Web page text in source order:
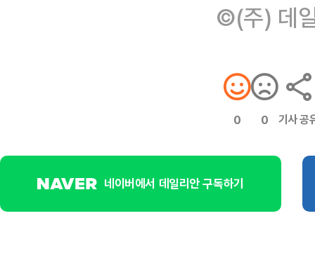
©(주) 데
0 0 기사 공
네이버에서 데일리안 구독하기